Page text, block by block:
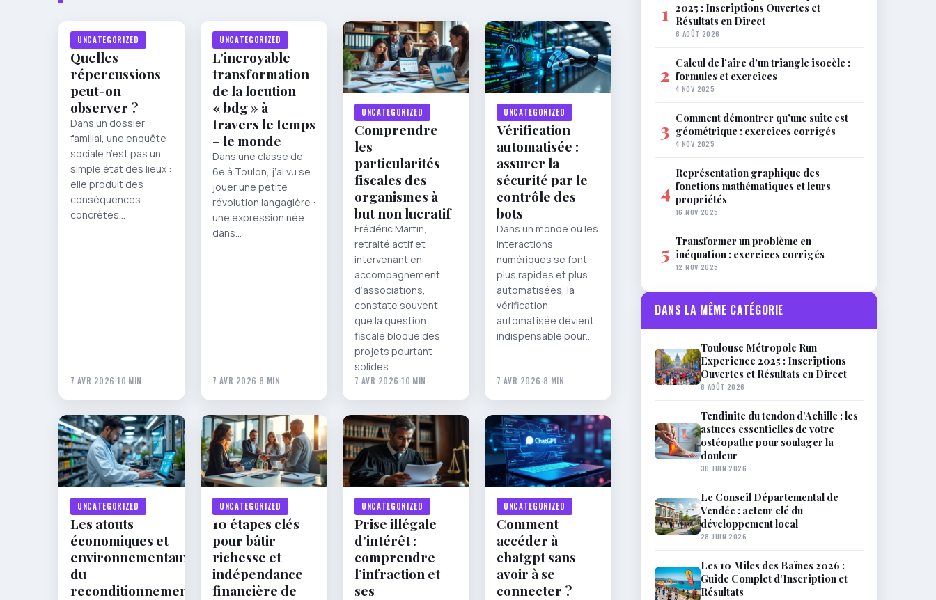
UNCATEGORIZED
Quelles
répercussions
peut-on
observer ?
Dans un dossier
familial, une enquête
sociale n’est pas un
simple état des lieux :
elle produit des
conséquences
concrètes…
7 AVR 2026·10 MIN
UNCATEGORIZED
L’incroyable
transformation
de la locution
« bdg » à
travers le temps
– le monde
Dans une classe de
6e à Toulon, j’ai vu se
jouer une petite
révolution langagière :
une expression née
dans…
7 AVR 2026·8 MIN
UNCATEGORIZED
Comprendre
les
particularités
fiscales des
organismes à
but non lucratif
Frédéric Martin,
retraité actif et
intervenant en
accompagnement
d’associations,
constate souvent
que la question
fiscale bloque des
projets pourtant
solides.…
7 AVR 2026·10 MIN
UNCATEGORIZED
Vérification
automatisée :
assurer la
sécurité par le
contrôle des
bots
Dans un monde où les
interactions
numériques se font
plus rapides et plus
automatisées, la
vérification
automatisée devient
indispensable pour…
7 AVR 2026·8 MIN
UNCATEGORIZED
Les atouts
économiques et
environnementaux
du
reconditionnement
UNCATEGORIZED
10 étapes clés
pour bâtir
richesse et
indépendance
financière de
UNCATEGORIZED
Prise illégale
d’intérêt :
comprendre
l’infraction et
ses
UNCATEGORIZED
Comment
accéder à
chatgpt sans
avoir à se
connecter ?
1 2025 : Inscriptions Ouvertes et
Résultats en Direct
6 AOÛT 2026
2 Calcul de l’aire d’un triangle isocèle :
formules et exercices
4 NOV 2025
3 Comment démontrer qu’une suite est
géométrique : exercices corrigés
4 NOV 2025
4
Représentation graphique des
fonctions mathématiques et leurs
propriétés
16 NOV 2025
5 Transformer un problème en
inéquation : exercices corrigés
12 NOV 2025
DANS LA MÊME CATÉGORIE
Toulouse Métropole Run
Experience 2025 : Inscriptions
Ouvertes et Résultats en Direct
6 AOÛT 2026
Tendinite du tendon d’Achille : les
astuces essentielles de votre
ostéopathe pour soulager la
douleur
30 JUIN 2026
Le Conseil Départemental de
Vendée : acteur clé du
développement local
28 JUIN 2026
Les 10 Miles des Baïnes 2026 :
Guide Complet d’Inscription et
Résultats